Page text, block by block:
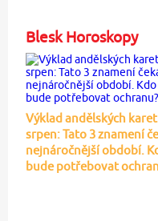
Blesk Horoskopy
Výklad andělských
srpen: Tato 3 znamení
nejnáročnější období.
bude potřebovat